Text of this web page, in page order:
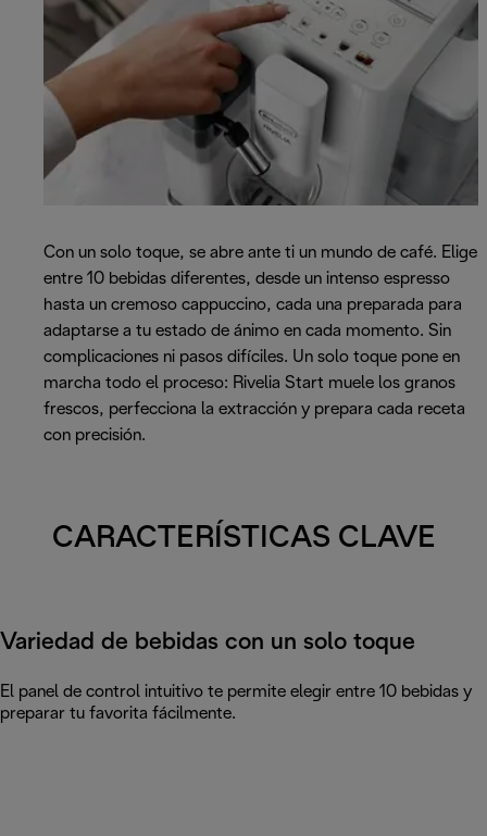
Con un solo toque, se abre ante ti un mundo de café. Elige
entre 10 bebidas diferentes, desde un intenso espresso
hasta un cremoso cappuccino, cada una preparada para
adaptarse a tu estado de ánimo en cada momento. Sin
complicaciones ni pasos difíciles. Un solo toque pone en
marcha todo el proceso: Rivelia Start muele los granos
frescos, perfecciona la extracción y prepara cada receta
con precisión.
CARACTERÍSTICAS CLAVE
Variedad de bebidas con un solo toque
El panel de control intuitivo te permite elegir entre 10 bebidas y
preparar tu favorita fácilmente.